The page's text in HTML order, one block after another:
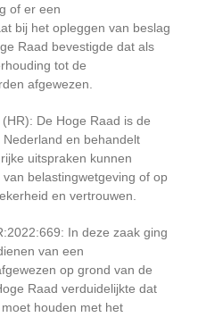
of er een
bij het opleggen van beslag
Raad bevestigde dat als
tot de
afgewezen.
De Hoge Raad is de
en behandelt
uitspraken kunnen
belastingwetgeving of op
en vertrouwen.
In deze zaak ging
van een
op grond van de
Raad verduidelijkte dat
houden met het